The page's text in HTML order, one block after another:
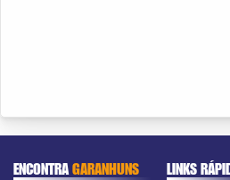
ENCONTRAGARANHUNS LINKS